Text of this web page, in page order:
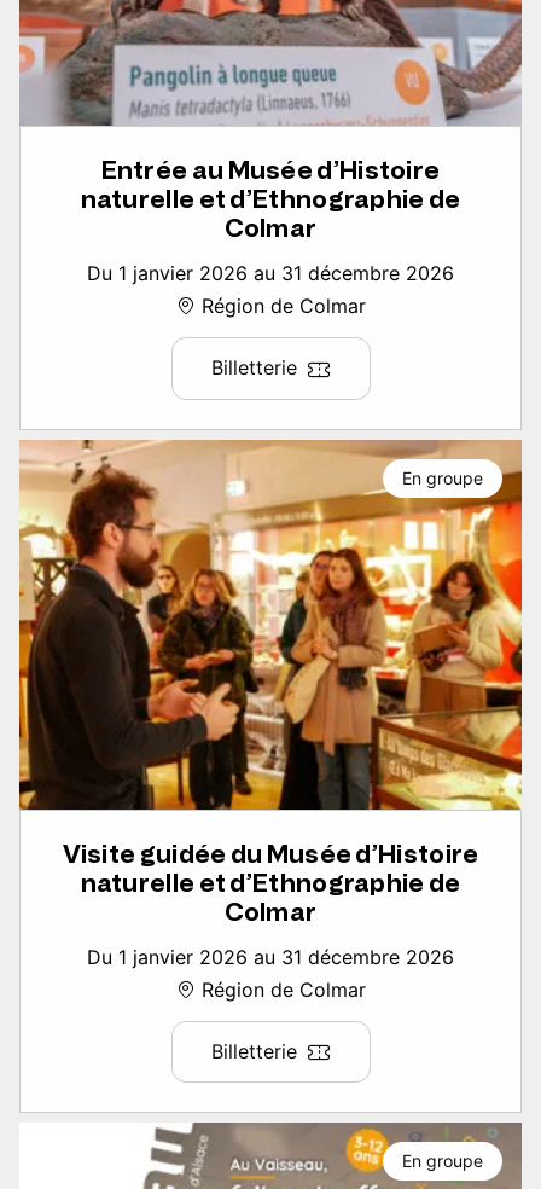
Entrée au Musée d’Histoire
naturelle et d’Ethnographie de
Colmar
Du 1 janvier 2026 au 31 décembre 2026
Région de Colmar
Billetterie
Visite guidée du Musée d’Histoire
naturelle et d’Ethnographie de
Colmar
Du 1 janvier 2026 au 31 décembre 2026
Région de Colmar
Billetterie
En groupe
En groupe